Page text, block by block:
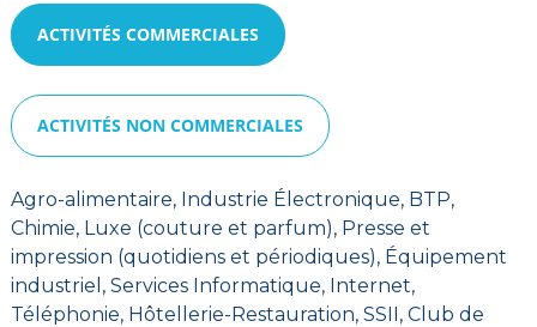
ACTIVITÉS COMMERCIALES
ACTIVITÉS NON COMMERCIALES
Agro-alimentaire, Industrie Électronique, BTP,
Chimie, Luxe (couture et parfum), Presse et
impression (quotidiens et périodiques), Équipement
industriel, Services Informatique, Internet,
Téléphonie, Hôtellerie-Restauration, SSII, Club de